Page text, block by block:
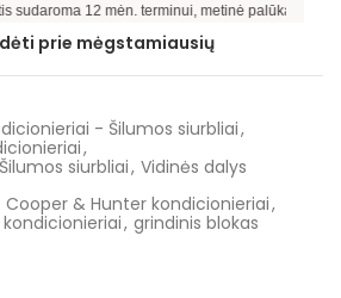
12mėn. terminui, metinė palūkanų norma –
prie mėgstamiausių
- Šilumos siurbliai,
,
siurbliai, Vidinės dalys
Cooper & Hunter kondicionieriai,
, grindinis blokas